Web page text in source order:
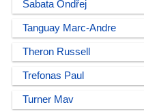
Šabata Ondřej
Tanguay Marc-Andre
Theron Russell
Trefonas Paul
Turner Mav